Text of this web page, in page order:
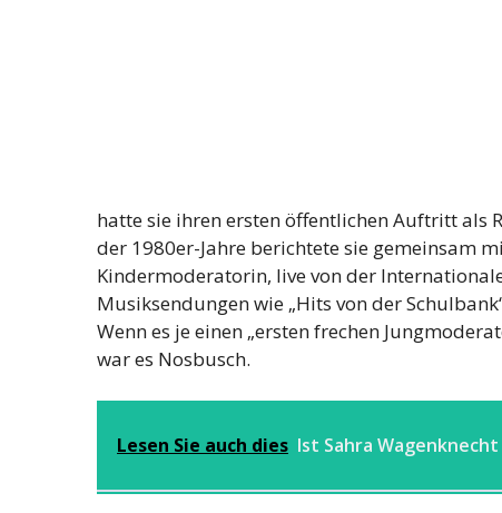
hatte sie ihren ersten öffentlichen Auftritt als
der 1980er-Jahre berichtete sie gemeinsam
Kindermoderatorin, live von der
Musiksendungen wie „Hits von der
Wenn es je einen „ersten frechen
war es Nosbusch.
Lesen Sie auch dies Ist Sahra